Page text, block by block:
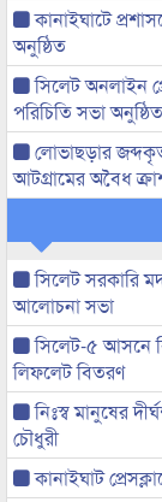
কানাইঘাটে
অনুষ্ঠিত
সিলেট অনলাইন
পরিচিতি সভা অনুষ্ঠিত
লোভাছড়ার
আটগ্রামের অবৈধ
সিলেট সরকারি
আলোচনা সভা
সিলেট-৫ আসনে
লিফলেট বিতরণ
নিঃস্ব মানুষের
চৌধুরী
কানাইঘাট